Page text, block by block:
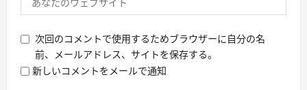
次回のコメントで使用するためブラウザーに自分の名
前、メールアドレス、サイトを保存する。
新しいコメントをメールで通知